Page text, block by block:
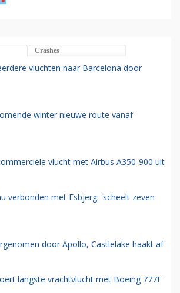
Crashes
vluchten naar Barcelona door
winter nieuwe route vanaf
vlucht met Airbus A350-900 uit
verbonden met Esbjerg: 'scheelt zeven
door Apollo, Castlelake haakt af
langste vrachtvlucht met Boeing 777F